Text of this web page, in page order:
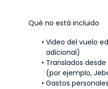
Qué no está incluido
Video del vuelo
adicional)
Translados
(por ejemplo,
Gastos